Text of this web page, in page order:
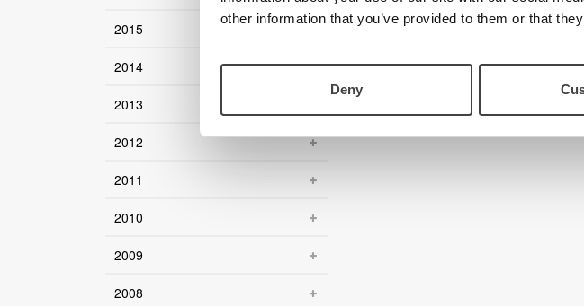
other information that you’ve provided to them or that
Deny
2015
2014
2013
2012
2011
2010
2009
2008